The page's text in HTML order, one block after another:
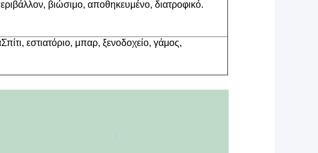
βιώσιμο, αποθηκευμένο, διατροφικό.
Σπίτι, εστιατόριο, μπαρ, ξενοδοχείο, γάμος,